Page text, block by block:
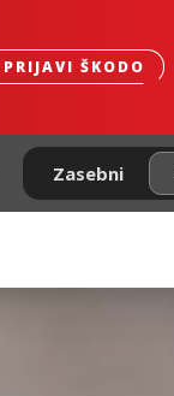
PRIJAVI ŠKODO
Zasebni